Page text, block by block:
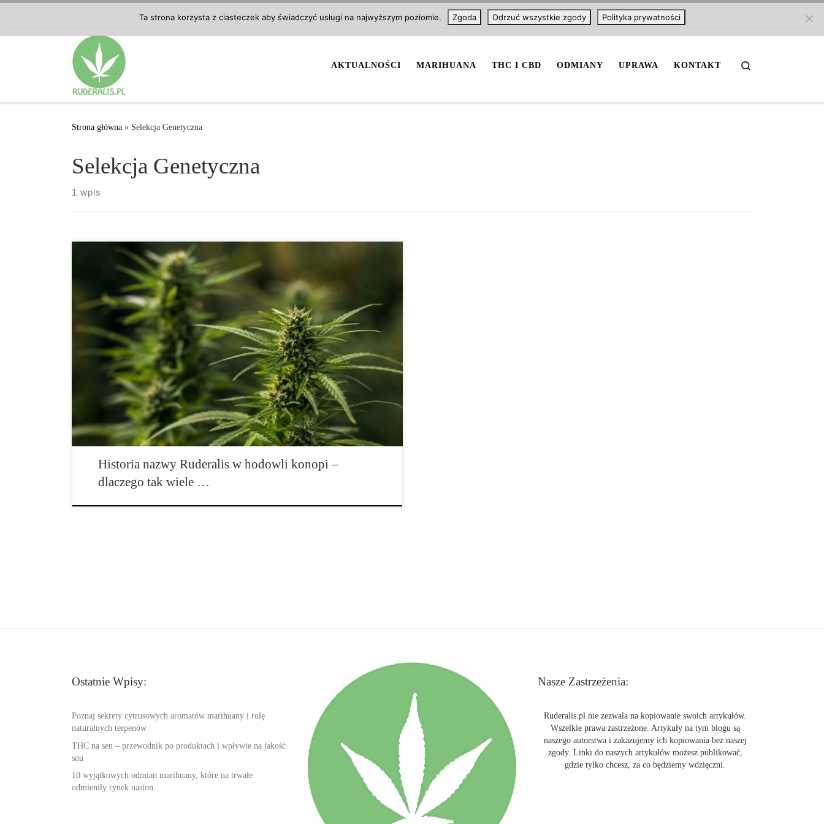
AKTUALNOŚCI MARIHUANA THC I CBD ODMIANY UPRAWA KONTAKT
Strona główna » Selekcja Genetyczna
Selekcja Genetyczna
1 wpis
Wprowadzenie Niewiele nazw w świecie konopi zrobiło tak dużą karierę jak Ruderalis.
Dzisiaj można ją znaleźć w nazwach dziesiątek odmian, opisach genetyki, materiałach
edukacyjnych oraz katalogach praktycznie każdego większego banku nasion. Dla
jednych jest synonimem odporności, dla innych kojarzy się przede wszystkim z
autofloweringiem. W rzeczywistości historia ruderalisów jest znacznie […]
Historia nazwy Ruderalis w hodowli konopi –
dlaczego tak wiele …
Ostatnie Wpisy:
Poznaj sekrety cytrusowych aromatów marihuany i rolę
naturalnych terpenów
THC na sen – przewodnik po produktach i wpływie na jakość
snu
10 wyjątkowych odmian marihuany, które na trwałe
odmieniły rynek nasion
Nasze Zastrzeżenia:
Ruderalis.pl nie zezwala na kopiowanie swoich artykułów.
Wszelkie prawa zastrzeżone. Artykuły na tym blogu są
naszego autorstwa i zakazujemy ich kopiowania bez naszej
zgody. Linki do naszych artykułów możesz publikować,
gdzie tylko chcesz, za co będziemy wdzięczni.
Ta strona korzysta z ciasteczek aby świadczyć usługi na najwyższym poziomie. Zgoda Odrzuć wszystkie zgody Polityka prywatności